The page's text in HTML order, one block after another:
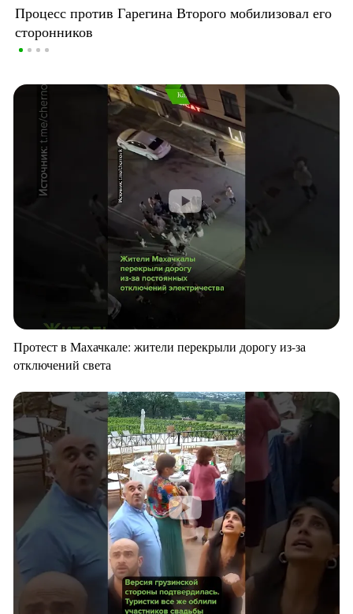
Процесс против Гарегина Второго мобилизовал его
сторонников
Протест в Махачкале: жители перекрыли дорогу из-за
отключений света